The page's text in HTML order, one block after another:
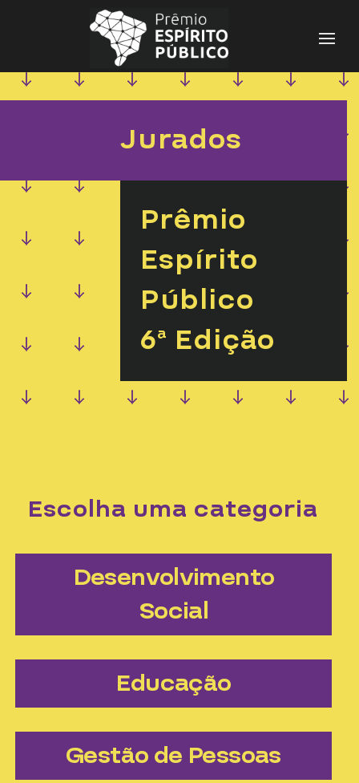
Pesquisar
por:
Jurados
Prêmio
Espírito
Público
6ª Edição
Escolha uma categoria
Desenvolvimento
Social
Educação
Gestão de Pessoas